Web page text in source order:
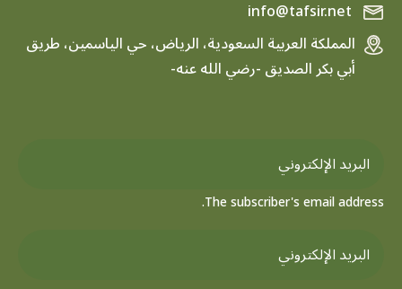
المملكة العربية السعودية، الرياض، حي الياسمين، طريق
أبي بكر الصديق -رضي الله عنه-
The subscriber's email address.